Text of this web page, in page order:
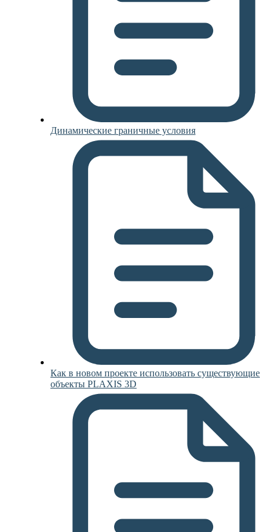
Динамические граничные условия
Как в новом проекте использовать существующие
объекты PLAXIS 3D